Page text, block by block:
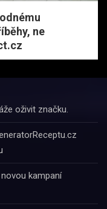
ne
oživit značku.
kampaní